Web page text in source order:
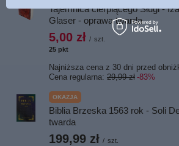
Tajemnica cierpiącego Sługi -
Glaser - oprawa twarda
5,00 zł / szt.
25 pkt
Najniższa cena z 30 dni przed
Cena regularna: 29,99 zł -83%
OKAZJA
Biblia Brzeska 1563 rok - Soli
twarda
199,99 zł / szt.